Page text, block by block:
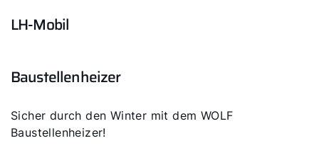
LH-Mobil
Baustellenheizer
Sicher durch den Winter mit dem WOLF
Baustellenheizer!